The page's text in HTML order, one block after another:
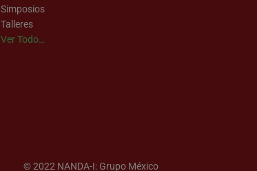
Simposios
Talleres
Ver Todo…
© 2022 NANDA-I: Grupo México